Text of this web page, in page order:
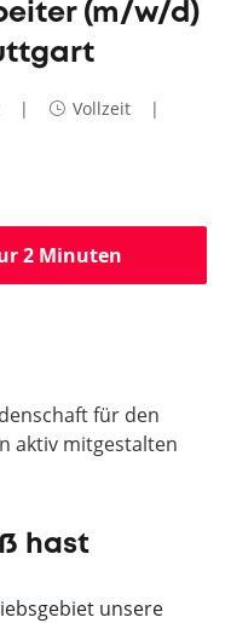
(m/w/d)
Vollzeit
2 Minuten
für den
aktiv mitgestalten
hast
unsere